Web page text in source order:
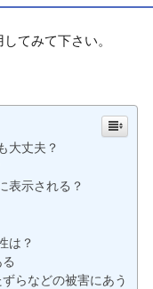
てみて下さい。
大丈夫？
表示される？
は？
らなどの被害にあう